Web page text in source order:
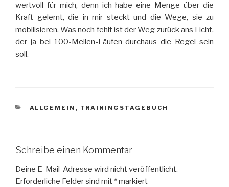
wertvoll für mich, denn ich habe eine Menge über die
Kraft gelernt, die in mir steckt und die Wege, sie zu
mobilisieren. Was noch fehlt ist der Weg zurück ans Licht,
der ja bei 100-Meilen-Läufen durchaus die Regel sein
soll.
KATEGORIEN
ALLGEMEIN , TRAININGSTAGEBUCH
Schreibe einen Kommentar
Deine E-Mail-Adresse wird nicht veröffentlicht.
Erforderliche Felder sind mit *markiert